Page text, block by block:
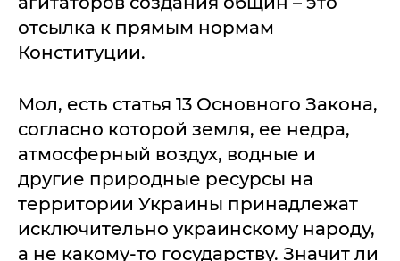
отсылка к прямым нормам
Конституции.
Мол, есть статья 13 Основного Закона,
согласно которой земля, ее недра,
атмосферный воздух, водные и
другие природные ресурсы на
территории Украины принадлежат
исключительно украинскому народу,
а не какому-то государству. Значит ли